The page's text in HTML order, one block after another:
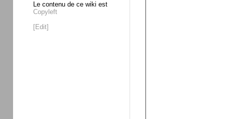
Le contenu de ce wiki est
Copyleft
[Edit]